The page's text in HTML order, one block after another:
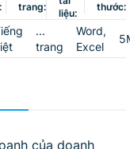
trang:
liệu:
thước:
...
trang
Word,
Excel
của doanh